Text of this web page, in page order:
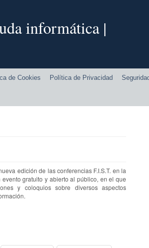
informática |
de Cookies Política de Privacidad
edición de las conferencias F.I.S.T. en la
gratuito y abierto al público, en el que
y coloquios sobre diversos aspectos